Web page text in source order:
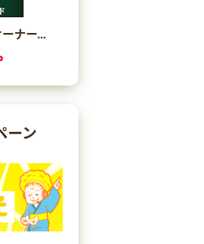
三井住友カード ビジネスオーナーズ ゴールド（カード発行）
ーン